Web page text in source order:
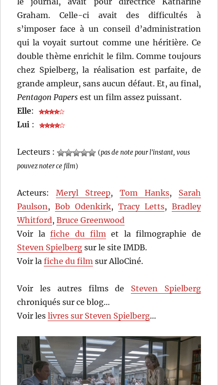
Graham. Celle-ci avait des difficultés à
s’imposer face à un conseil d’administration
qui la voyait surtout comme une héritière. Ce
double thème enrichit le film. Comme toujours
chez Spielberg, la réalisation est parfaite, de
grande ampleur, sans aucun défaut. Et, au final,
Pentagon Papers est un film assez puissant.
Elle:
Lui :
Lecteurs : (pas de note pour l'instant, vous
pouvez noter ce film)
Acteurs:Meryl Streep, Tom Hanks, Sarah
Paulson,Bob Odenkirk, Tracy Letts, Bradley
Whitford,Bruce Greenwood
Voir lafiche du filmet la filmographie de
Steven Spielberg sur le site IMDB.
Voir lafiche du film sur AlloCiné.
Voir les autres films de Steven Spielberg
chroniqués sur ce blog…
Voir leslivres sur Steven Spielberg…